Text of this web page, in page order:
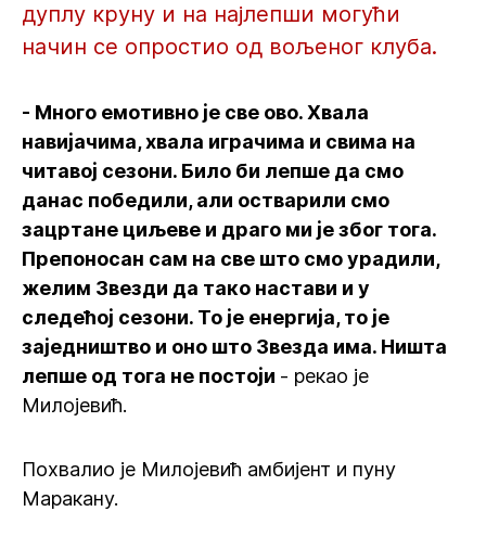
дуплу круну и на најлепши могући
начин се опростио од вољеног клуба.
- Много емотивно је све ово. Хвала
навијачима, хвала играчима и свима на
читавој сезони. Било би лепше да смо
данас победили, али остварили смо
зацртане циљеве и драго ми је због тога.
Препоносан сам на све што смо урадили,
желим Звезди да тако настави и у
следећој сезони. То је енергија, то је
заједништво и оно што Звезда има. Ништа
лепше од тога не постоји - рекао је
Милојевић.
Похвалио је Милојевић амбијент и пуну
Маракану.